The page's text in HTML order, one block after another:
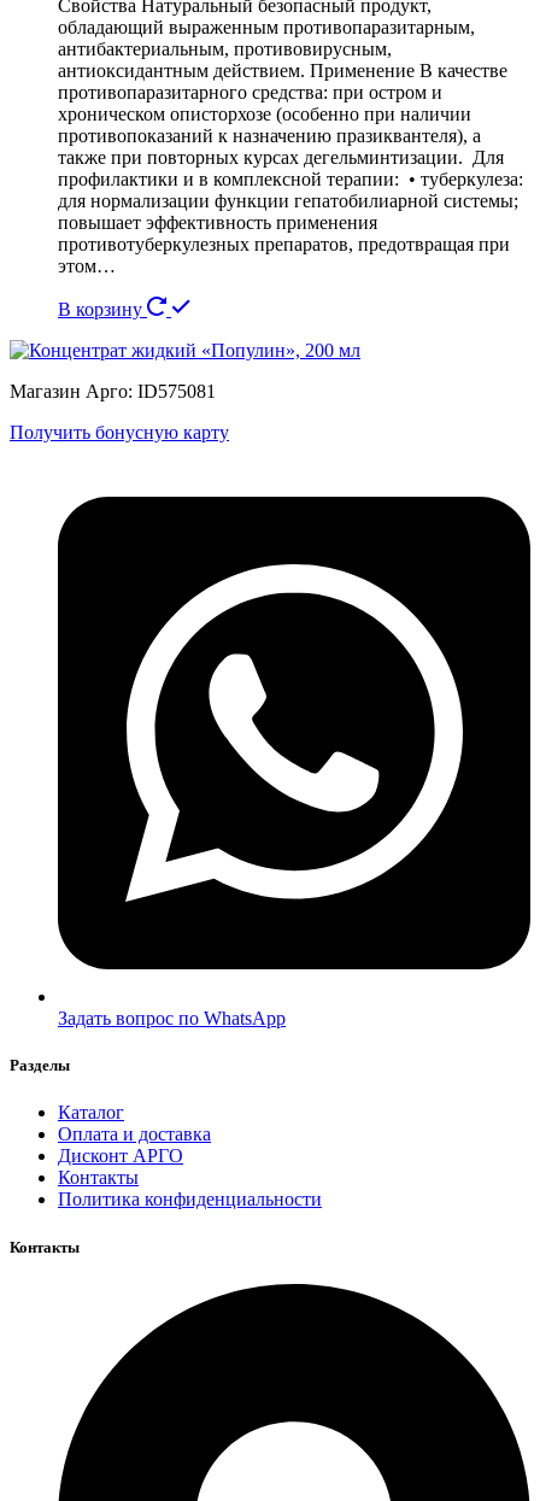
Свойства Натуральный безопасный продукт,
обладающий выраженным противопаразитарным,
антибактериальным, противовирусным,
антиоксидантным действием. Применение В качестве
противопаразитарного средства: при остром и
хроническом описторхозе (особенно при наличии
противопоказаний к назначению празиквантеля), а
также при повторных курсах дегельминтизации. Для
профилактики и в комплексной терапии: • туберкулеза:
для нормализации функции гепатобилиарной системы;
повышает эффективность применения
противотуберкулезных препаратов, предотвращая при
этом…
В корзину
Магазин Арго: ID575081
Получить бонусную карту
Задать вопрос по WhatsApp
Разделы
Каталог
Оплата и доставка
Дисконт АРГО
Контакты
Политика конфиденциальности
Контакты